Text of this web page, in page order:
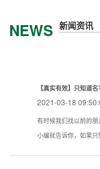
NEWS 新闻资讯
【真实有效】只知道
2021-03-18
有时候我们找以前的
小编就告诉你，如果